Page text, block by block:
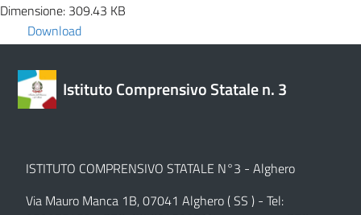
Dimensione: 309.43 KB
Download
Istituto Comprensivo Statale n. 3
ISTITUTO COMPRENSIVO STATALE N°3 - Alghero
Via Mauro Manca 1B, 07041 Alghero ( SS ) - Tel: